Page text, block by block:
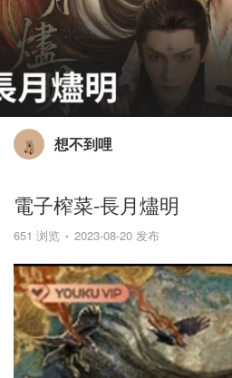
想不到哩
電子榨菜-長月燼明
651 浏览 2023-08-20 发布